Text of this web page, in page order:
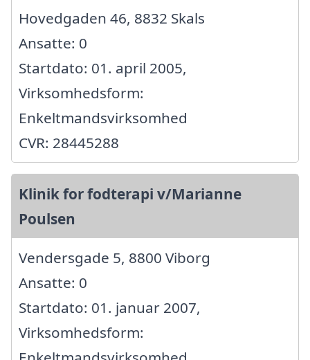
Hovedgaden 46, 8832 Skals
Ansatte: 0
Startdato: 01. april 2005,
Virksomhedsform:
Enkeltmandsvirksomhed
CVR: 28445288
Klinik for fodterapi v/Marianne
Poulsen
Vendersgade 5, 8800 Viborg
Ansatte: 0
Startdato: 01. januar 2007,
Virksomhedsform: